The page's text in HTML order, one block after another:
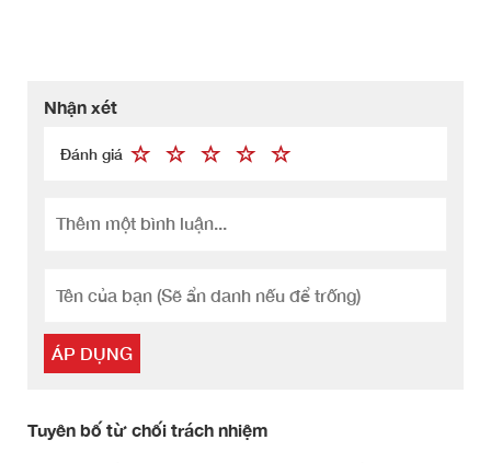
Nhận xét
Đánh giá
ÁP DỤNG
Tuyên bố từ chối trách nhiệm